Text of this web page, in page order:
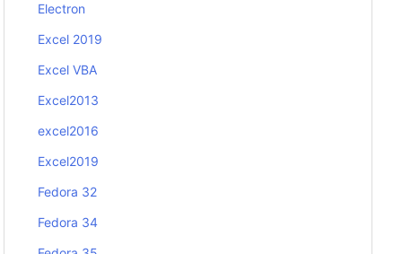
Electron
Excel 2019
Excel VBA
Excel2013
excel2016
Excel2019
Fedora 32
Fedora 34